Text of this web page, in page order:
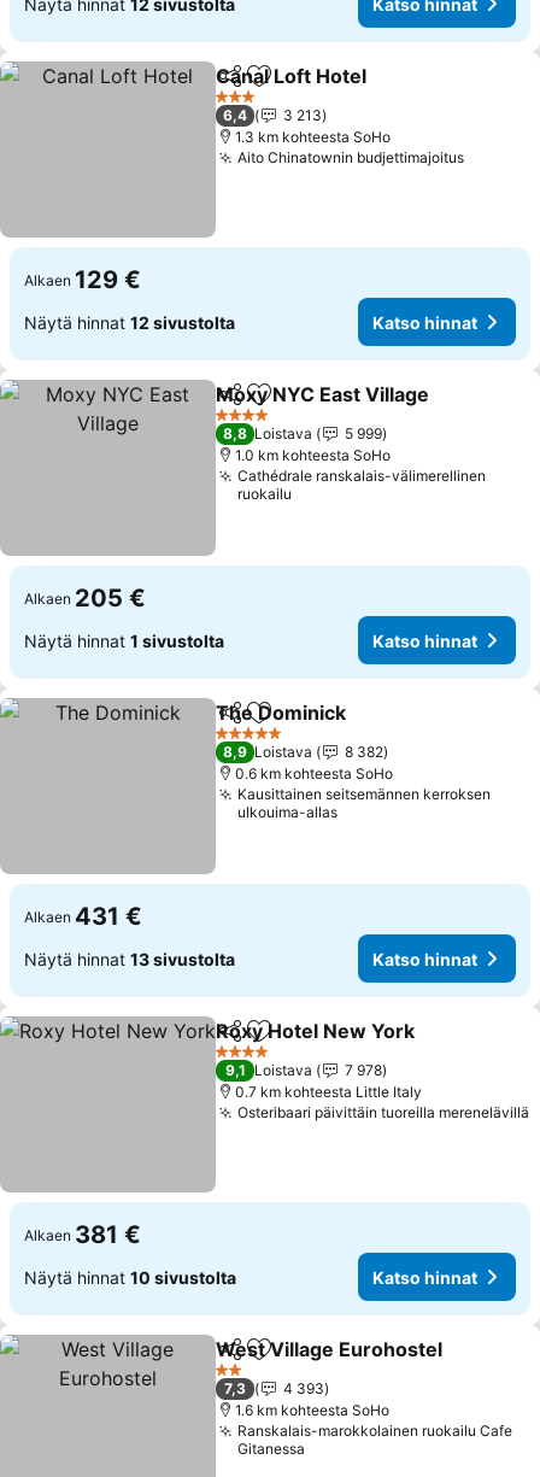
Jaa Lisää suosikkeihin
Canal Loft Hotel
3 Tähtiluokitus
6,4
3 213
1.3 km kohteesta SoHo
Aito Chinatownin budjettimajoitus
Alkaen 129 €
Näytä hinnat 12 sivustolta Katso hinnat
Jaa Lisää suosikkeihin
Moxy NYC East Village
4 Tähtiluokitus
8,8 Loistava
5 999
1.0 km kohteesta SoHo
Cathédrale ranskalais-välimerellinen
ruokailu
Alkaen 205 €
Näytä hinnat 1 sivustolta Katso hinnat
Jaa Lisää suosikkeihin
The Dominick
5 Tähtiluokitus
8,9 Loistava
8 382
0.6 km kohteesta SoHo
Kausittainen seitsemännen kerroksen
ulkouima-allas
Alkaen 431 €
Näytä hinnat 13 sivustolta Katso hinnat
Jaa Lisää suosikkeihin
Roxy Hotel New York
4 Tähtiluokitus
9,1 Loistava
7 978
0.7 km kohteesta Little Italy
Osteribaari päivittäin tuoreilla merenelävillä
Alkaen 381 €
Näytä hinnat 10 sivustolta Katso hinnat
Jaa Lisää suosikkeihin
West Village Eurohostel
2 Tähtiluokitus
7,3
4 393
1.6 km kohteesta SoHo
Ranskalais-marokkolainen ruokailu Cafe
Gitanessa